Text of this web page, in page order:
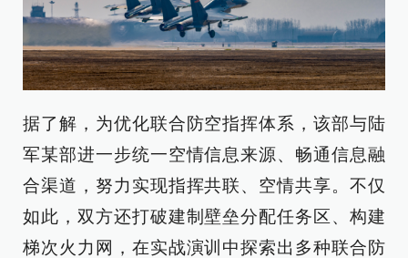
据了解，为优化联合防空指挥体系，该部与陆
军某部进一步统一空情信息来源、畅通信息融
合渠道，努力实现指挥共联、空情共享。不仅
如此，双方还打破建制壁垒分配任务区、构建
梯次火力网，在实战演训中探索出多种联合防